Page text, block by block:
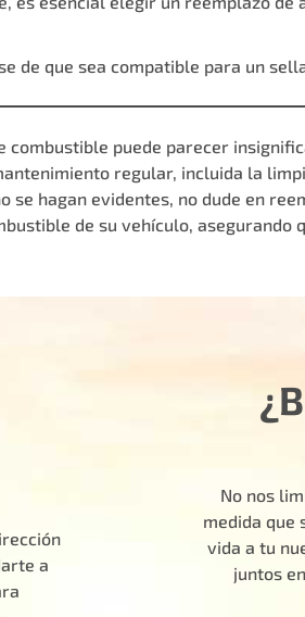
de que sea compatible para un
puede parecer
regular, incluida la
se hagan evidentes, no dude en
de su vehículo,
a
No nos
medida que
vida a tu
juntos